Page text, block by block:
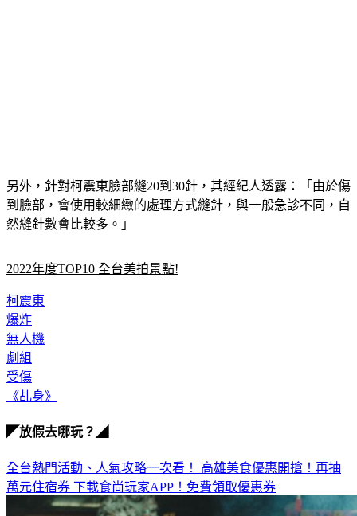
另外，針對柯震東臉部縫20到30針，其經紀人透露：「由於傷
到臉部，會使用較細緻的處理方式縫針，與一般急診不同，自
然縫針數會比較多。」
2022年度TOP10 全台美拍景點!
柯震東
爆炸
無人機
劇組
受傷
《乩身》
◤放假去哪玩？◢
全台熱門活動、人氣攻略一次看！ 高雄美食優惠開搶！再抽
萬元住宿券 下載食尚玩家APP！免費領取優惠券